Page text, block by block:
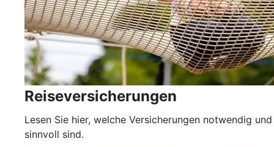
Reiseversicherungen
Lesen Sie hier, welche Versicherungen notwendig und
sinnvoll sind.